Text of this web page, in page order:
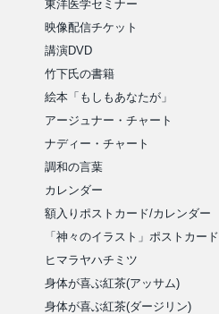
東洋医学セミナー
映像配信チケット
講演DVD
竹下氏の書籍
絵本「もしもあなたが」
アージュナー・チャート
ナディー・チャート
調和の言葉
カレンダー
額入りポストカード/カレンダー
「神々のイラスト」ポストカード
ヒマラヤハチミツ
身体が喜ぶ紅茶(アッサム)
身体が喜ぶ紅茶(ダージリン)